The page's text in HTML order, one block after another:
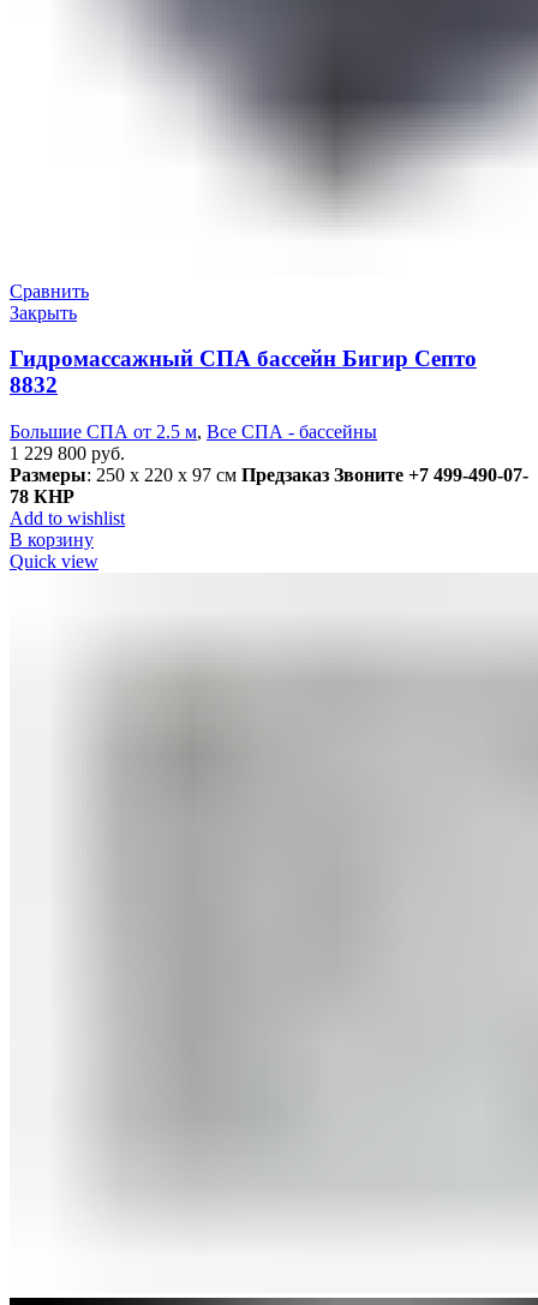
Сравнить
Закрыть
Гидромассажный СПА бассейн Бигир Септо
8832
Большие СПА от 2.5 м, Все СПА - бассейны
1 229 800 руб.
Размеры: 250 x 220 x 97 см Предзаказ Звоните +7 499-490-07-
78 КНР
Add to wishlist
В корзину
Quick view